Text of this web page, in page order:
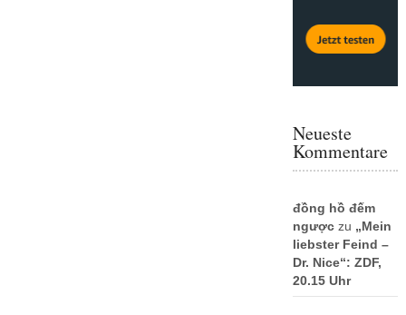
Neueste
Kommentare
đồng hồ đếm
ngượczu „Mein
liebster Feind –
Dr. Nice“: ZDF,
20.15 Uhr